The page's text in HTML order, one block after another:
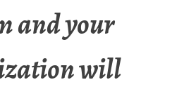
and your
will